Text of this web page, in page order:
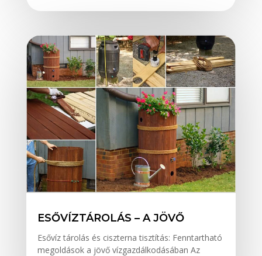
ESŐVÍZTÁROLÁS – A JÖVŐ
Esővíz tárolás és ciszterna tisztítás: Fenntartható
megoldások a jövő vízgazdálkodásában Az